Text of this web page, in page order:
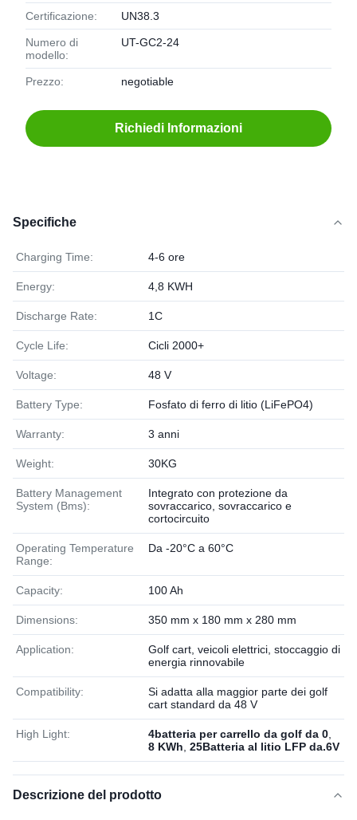
Certificazione: UN38.3
Numero di
modello:
UT-GC2-24
Prezzo: negotiable
Richiedi Informazioni
Specifiche
Charging Time: 4-6 ore
Energy: 4,8 KWH
Discharge Rate: 1C
Cycle Life: Cicli 2000+
Voltage: 48 V
Battery Type: Fosfato di ferro di litio (LiFePO4)
Warranty: 3 anni
Weight: 30KG
Battery Management
System (Bms):
Integrato con protezione da
sovraccarico, sovraccarico e
cortocircuito
Operating Temperature
Range:
Da -20°C a 60°C
Capacity: 100 Ah
Dimensions: 350 mm x 180 mm x 280 mm
Application:
Golf cart, veicoli elettrici, stoccaggio di
energia rinnovabile
Compatibility:
Si adatta alla maggior parte dei golf
cart standard da 48 V
High Light: 4batteria per carrello da golf da 0
8 KWh 25Batteria al litio LFP da.6V
Descrizione del prodotto